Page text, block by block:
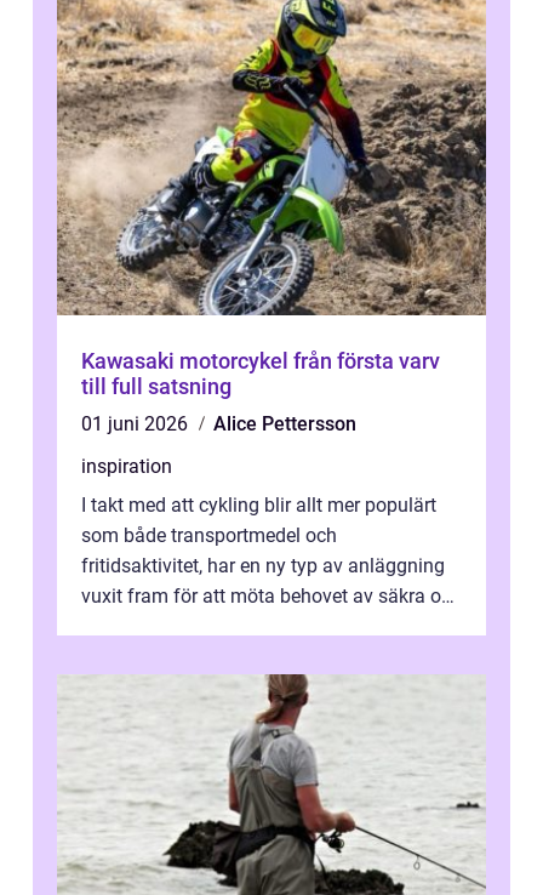
Kawasaki motorcykel från första varv
till full satsning
01 juni 2026
Alice Pettersson
inspiration
I takt med att cykling blir allt mer populärt
som både transportmedel och
fritidsaktivitet, har en ny typ av anläggning
vuxit fram för att möta behovet av säkra och